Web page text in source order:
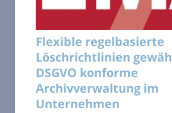
Flexible regelbasierte
Löschrichtlinien
DSGVO konforme
Archivverwaltung im
Unternehmen